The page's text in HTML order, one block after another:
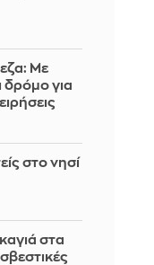
Με
δρόμο για
στο νησί
στα